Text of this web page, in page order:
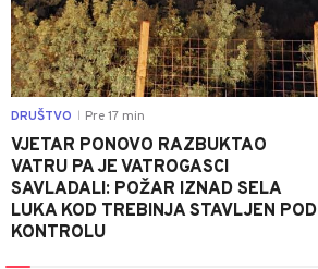
DRUŠTVO Pre 17 min
VJETAR PONOVO RAZBUKTAO
VATRU PA JE VATROGASCI
SAVLADALI: POŽAR IZNAD SELA
LUKA KOD TREBINJA STAVLJEN POD
KONTROLU